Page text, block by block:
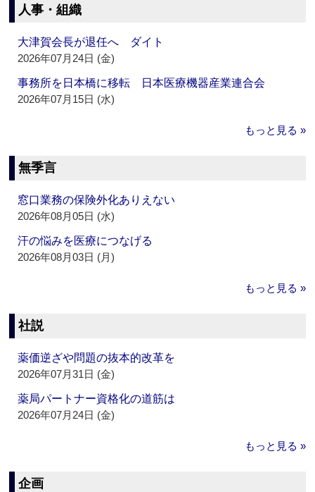
人事・組織
大津賀会長が退任へ ダイト
2026年07月24日 (金)
事務所を日本橋に移転 日本医療機器産業連合会
2026年07月15日 (水)
もっと見る »
無季言
窓口業務の保険外化ありえない
2026年08月05日 (水)
汗の悩みを医療につなげる
2026年08月03日 (月)
もっと見る »
社説
薬価逆ざや問題の抜本的改革を
2026年07月31日 (金)
薬局パートナー資格化の道筋は
2026年07月24日 (金)
もっと見る »
企画